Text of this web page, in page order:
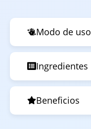
Modo de uso
Ingredientes
Beneficios